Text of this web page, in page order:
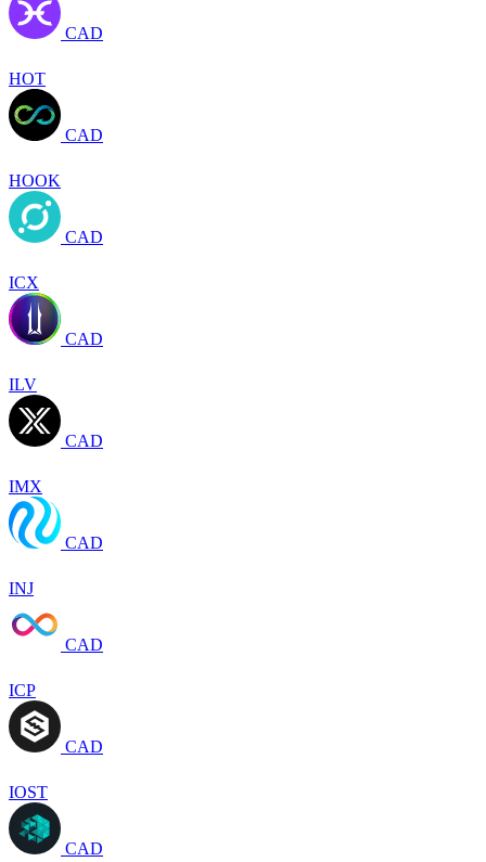
CAD
HOT
CAD
HOOK
CAD
ICX
CAD
ILV
CAD
IMX
CAD
INJ
CAD
ICP
CAD
IOST
CAD